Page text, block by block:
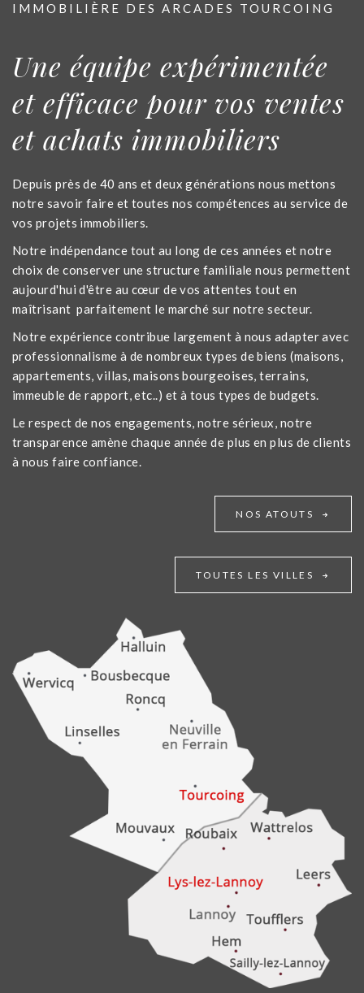
IMMOBILIÈRE DES ARCADES TOURCOING
Une équipe expérimentée
et efficace pour vos ventes
et achats immobiliers
Depuis près de 40 ans et deux générations nous mettons
notre savoir faire et toutes nos compétences au service de
vos projets immobiliers.
Notre indépendance tout au long de ces années et notre
choix de conserver une structure familiale nous permettent
aujourd'hui d'être au cœur de vos attentes tout en
maîtrisant parfaitement le marché sur notre secteur.
Notre expérience contribue largement à nous adapter avec
professionnalisme à de nombreux types de biens (maisons,
appartements, villas, maisons bourgeoises, terrains,
immeuble de rapport, etc..) et à tous types de budgets.
Le respect de nos engagements, notre sérieux, notre
transparence amène chaque année de plus en plus de clients
à nous faire confiance.
NOS ATOUTS
TOUTES LES VILLES